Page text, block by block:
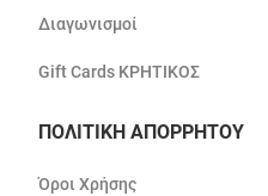
Διαγωνισμοί
Gift Cards ΚΡΗΤΙΚΟΣ
ΠΟΛΙΤΙΚΗ ΑΠΟΡΡΗΤΟΥ
Όροι Χρήσης